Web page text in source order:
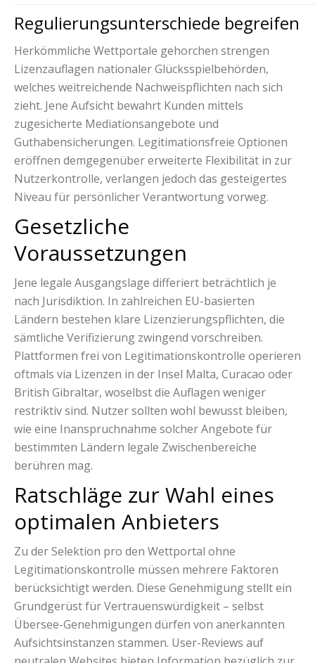
Regulierungsunterschiede begreifen
Herkömmliche Wettportale gehorchen strengen
Lizenzauflagen nationaler Glücksspielbehörden,
welches weitreichende Nachweispflichten nach sich
zieht. Jene Aufsicht bewahrt Kunden mittels
zugesicherte Mediationsangebote und
Guthabensicherungen. Legitimationsfreie Optionen
eröffnen demgegenüber erweiterte Flexibilität in zur
Nutzerkontrolle, verlangen jedoch das gesteigertes
Niveau für persönlicher Verantwortung vorweg.
Gesetzliche
Voraussetzungen
Jene legale Ausgangslage differiert beträchtlich je
nach Jurisdiktion. In zahlreichen EU-basierten
Ländern bestehen klare Lizenzierungspflichten, die
sämtliche Verifizierung zwingend vorschreiben.
Plattformen frei von Legitimationskontrolle operieren
oftmals via Lizenzen in der Insel Malta, Curacao oder
British Gibraltar, woselbst die Auflagen weniger
restriktiv sind. Nutzer sollten wohl bewusst bleiben,
wie eine Inanspruchnahme solcher Angebote für
bestimmten Ländern legale Zwischenbereiche
berühren mag.
Ratschläge zur Wahl eines
optimalen Anbieters
Zu der Selektion pro den Wettportal ohne
Legitimationskontrolle müssen mehrere Faktoren
berücksichtigt werden. Diese Genehmigung stellt ein
Grundgerüst für Vertrauenswürdigkeit – selbst
Übersee-Genehmigungen dürfen von anerkannten
Aufsichtsinstanzen stammen. User-Reviews auf